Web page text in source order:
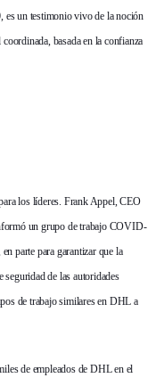
, es un testimonio vivo de la noción
basada en la confianza
los líderes. Frank Appel, CEO
un grupo de trabajo COVID-
parte para garantizar que la
de las autoridades
de trabajo similares en DHL a
de empleados de DHL en el